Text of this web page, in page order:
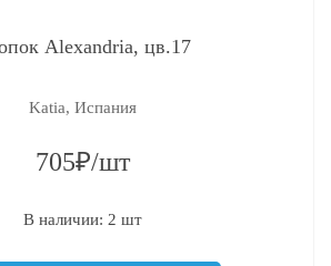
Alexandria, цв.17
Katia, Испания
705₽/шт
В наличии: 2 шт